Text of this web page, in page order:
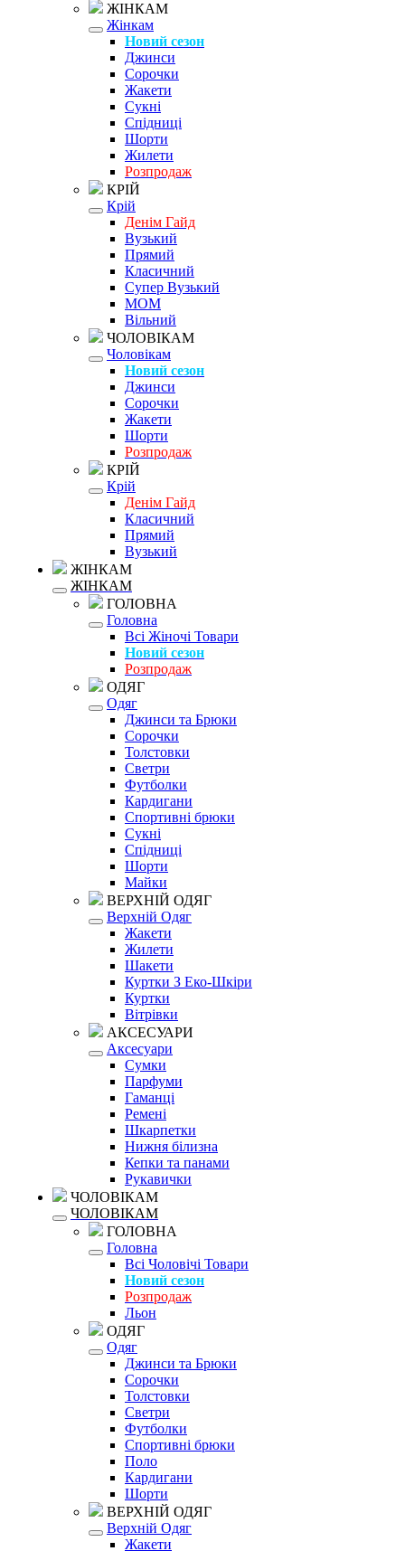
ЖІНКАМ
Жінкам
Новий сезон
Джинси
Сорочки
Жакети
Сукні
Спідниці
Шорти
Жилети
Розпродаж
КРІЙ
Крій
Денім Гайд
Вузький
Прямий
Класичний
Супер Вузький
MOM
Вільний
ЧОЛОВІКАМ
Чоловікам
Новий сезон
Джинси
Сорочки
Жакети
Шорти
Розпродаж
КРІЙ
Крій
Денім Гайд
Класичний
Прямий
Вузький
ЖІНКАМ
ЖІНКАМ
ГОЛОВНА
Головна
Всі Жіночі Товари
Новий сезон
Розпродаж
ОДЯГ
Одяг
Джинси та Брюки
Сорочки
Толстовки
Светри
Футболки
Кардигани
Спортивні брюки
Сукні
Спідниці
Шорти
Майки
ВЕРХНІЙ ОДЯГ
Верхній Одяг
Жакети
Жилети
Шакети
Куртки З Еко-Шкіри
Куртки
Вітрівки
АКСЕСУАРИ
Аксесуари
Сумки
Парфуми
Гаманці
Ремені
Шкарпетки
Нижня білизна
Кепки та панами
Рукавички
ЧОЛОВІКАМ
ЧОЛОВІКАМ
ГОЛОВНА
Головна
Всі Чоловічі Товари
Новий сезон
Розпродаж
Льон
ОДЯГ
Одяг
Джинси та Брюки
Сорочки
Толстовки
Светри
Футболки
Спортивні брюки
Поло
Кардигани
Шорти
ВЕРХНІЙ ОДЯГ
Верхній Одяг
Жакети